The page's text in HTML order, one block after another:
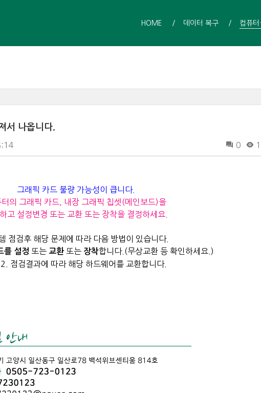
HOME 데이터 복구 컴퓨터
서 나옵니다.
0
그래픽 카드 불량 가능성이 큽니다.
터의 그래픽 카드, 내장 그래픽 칩셋(메인보드)을
고 설정변경 또는 교환 또는 장착을 결정하세요.
점검후 해당 문제에 따라 다음 방법이 있습니다.
를 설정 또는교환 또는장착합니다.(무상교환 등 확인하세요.)
2. 점검결과에 따라 해당 하드웨어를 교환합니다.